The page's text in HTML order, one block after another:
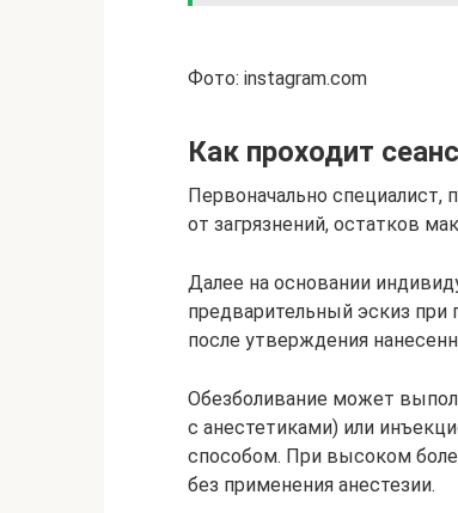
Фото: instagram.com
Как проходит сеанс
Первоначально специалист,
от загрязнений, остатков
Далее на основании
предварительный эскиз при
после утверждения
Обезболивание может
с анестетиками) или
способом. При высоком
без применения анестезии.